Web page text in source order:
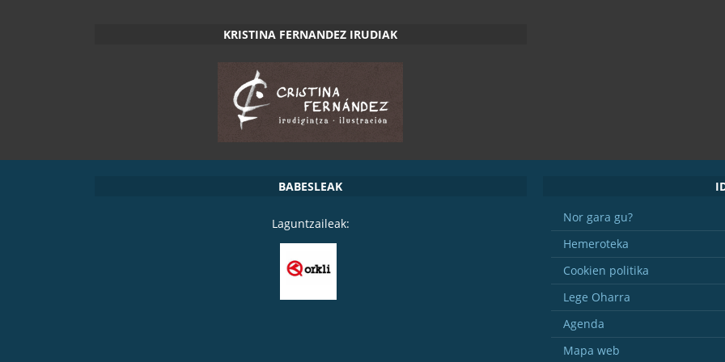
KRISTINA FERNANDEZ IRUDIAK
BABESLEAK
Laguntzaileak:
Nor gara gu?
Hemeroteka
Cookien politika
Lege Oharra
Agenda
Mapa web